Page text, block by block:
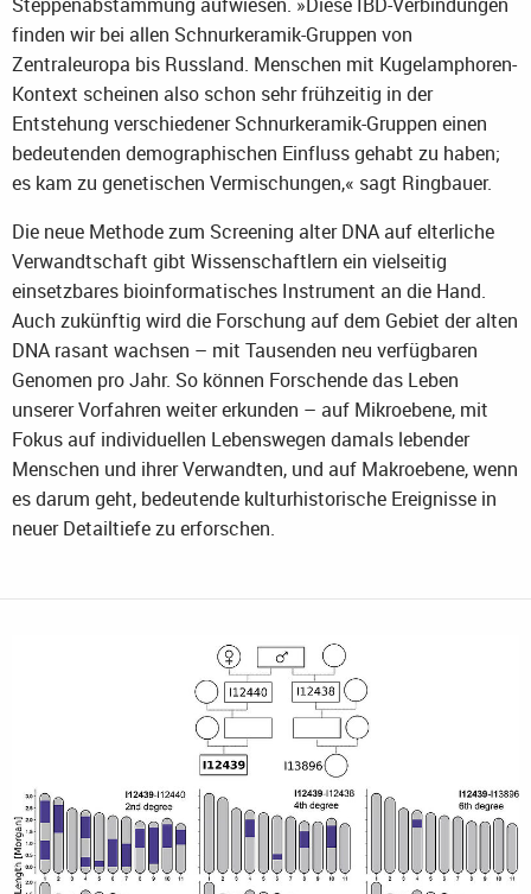
finden wir bei allen Schnurkeramik-Gruppen von
Zentraleuropa bis Russland. Menschen mit Kugelamphoren-
Kontext scheinen also schon sehr frühzeitig in der
Entstehung verschiedener Schnurkeramik-Gruppen einen
bedeutenden demographischen Einfluss gehabt zu haben;
es kam zu genetischen Vermischungen,« sagt Ringbauer.
Die neue Methode zum Screening alter DNA auf elterliche
Verwandtschaft gibt Wissenschaftlern ein vielseitig
einsetzbares bioinformatisches Instrument an die Hand.
Auch zukünftig wird die Forschung auf dem Gebiet der alten
DNA rasant wachsen – mit Tausenden neu verfügbaren
Genomen pro Jahr. So können Forschende das Leben
unserer Vorfahren weiter erkunden – auf Mikroebene, mit
Fokus auf individuellen Lebenswegen damals lebender
Menschen und ihrer Verwandten, und auf Makroebene, wenn
es darum geht, bedeutende kulturhistorische Ereignisse in
neuer Detailtiefe zu erforschen.